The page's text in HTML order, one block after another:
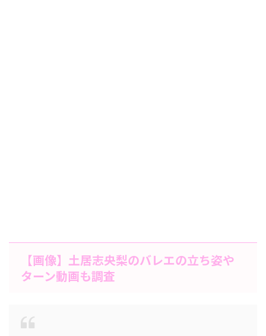
【画像】土居志央梨のバレエの立ち姿や
ターン動画も調査